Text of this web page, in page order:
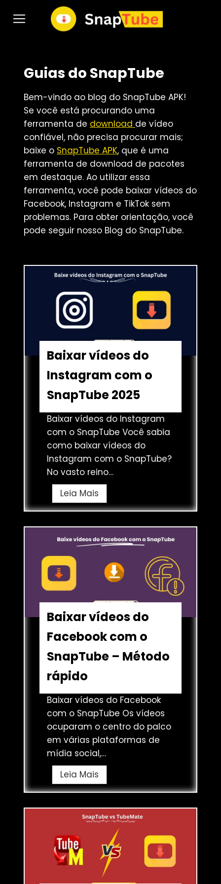
para
Guias do SnapTube
Bem-vindo ao blog do SnapTube APK!
Se você está procurando uma
ferramenta de download de vídeo
confiável, não precisa procurar mais;
baixe o SnapTube APK, que é uma
ferramenta de download de pacotes
em destaque. Ao utilizar essa
ferramenta, você pode baixar vídeos do
Facebook, Instagram e TikTok sem
problemas. Para obter orientação, você
pode seguir nosso Blog do SnapTube.
Baixar vídeos do
Instagram com o
SnapTube 2025
Baixar vídeos do Instagram
com o SnapTube Você sabia
como baixar vídeos do
Instagram com o SnapTube?
No vasto reino…
Leia Mais
a
a
d
e
s
d
n
s
t
a
g
r
m
o
m
S
a
Baixar vídeos do
Facebook com o
SnapTube – Método
rápido
Baixar vídeos do Facebook
com o SnapTube Os vídeos
ocuparam o centro do palco
em várias plataformas de
mídia social,…
Leia Mais
a
x
v
d